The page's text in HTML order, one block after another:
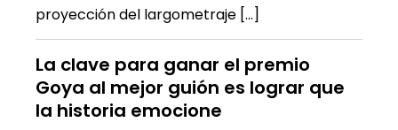
proyección del largometraje […]
La clave para ganar el premio
Goya al mejor guión es lograr que
la historia emocione